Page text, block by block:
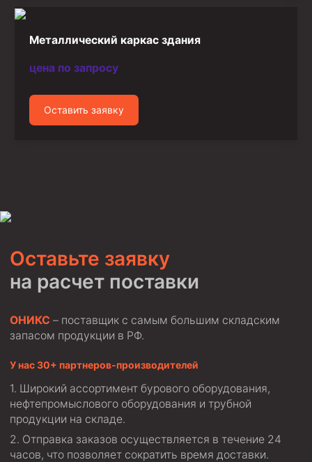
Металлический каркас здания
цена по запросу
Оставить заявку
Оставьте заявку
на расчет поставки
ОНИКС – поставщик с самым большим складским
запасом продукции в РФ.
У нас 30+ партнеров-производителей
Широкий ассортимент бурового оборудования,
нефтепромыслового оборудования и трубной
продукции на складе.
Отправка заказов осуществляется в течение 24
часов, что позволяет сократить время доставки.